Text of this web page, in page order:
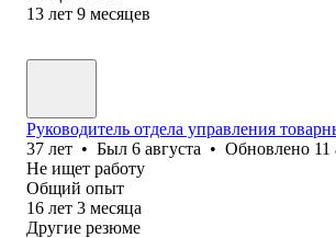
13 лет 9 месяцев
Руководитель отдела управления
37 лет • Был 6 августа • Обновлено 11
Не ищет работу
Общий опыт
16 лет 3 месяца
Другие резюме